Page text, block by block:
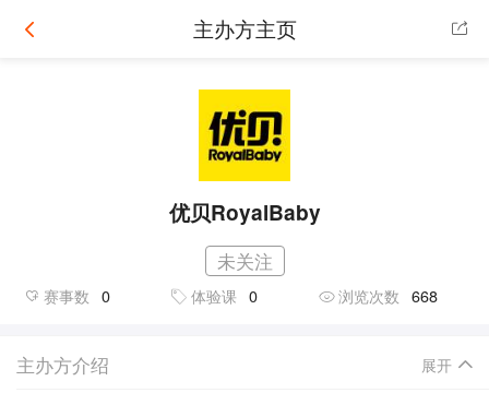
主办方主页
优贝RoyalBaby
未关注
赛事数 0 体验课 0 浏览次数 668
主办方介绍 展开